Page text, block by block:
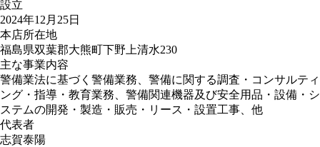
設立
2024年12月25日
本店所在地
福島県双葉郡大熊町下野上清水230
主な事業内容
警備業法に基づく警備業務、警備に関する調査・コンサルティ
ング・指導・教育業務、警備関連機器及び安全用品・設備・シ
ステムの開発・製造・販売・リース・設置工事、他
代表者
志賀泰陽